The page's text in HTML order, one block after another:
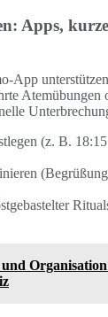
Apps,
App
Atemübungen
(z. B.